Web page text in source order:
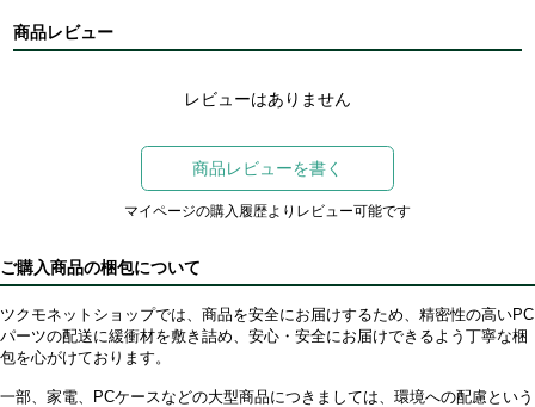
商品レビュー
レビューはありません
商品レビューを書く
マイページの購入履歴よりレビュー可能です
ご購入商品の梱包について
ツクモネットショップでは、商品を安全にお届けするため、精密性の高いPC
パーツの配送に緩衝材を敷き詰め、安心・安全にお届けできるよう丁寧な梱
包を心がけております。
一部、家電、PCケースなどの大型商品につきましては、環境への配慮という